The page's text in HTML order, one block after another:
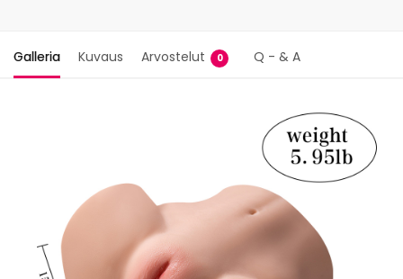
Galleria Kuvaus Arvostelut 0 Q - & A